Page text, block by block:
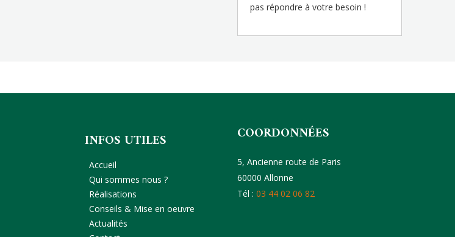
pas répondre à votre besoin !
INFOS UTILES
Accueil
Qui sommes nous ?
Réalisations
Conseils & Mise en oeuvre
Actualités
COORDONNÉES
5, Ancienne route de Paris
60000 Allonne
Tél : 03 44 02 06 82